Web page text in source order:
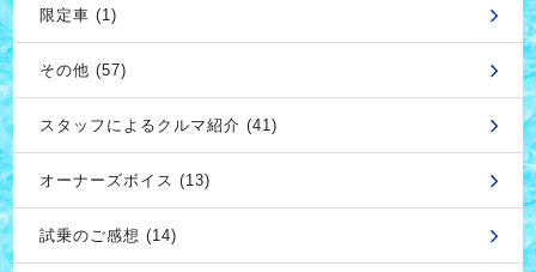
限定車 (1)
その他 (57)
スタッフによるクルマ紹介 (41)
オーナーズボイス (13)
試乗のご感想 (14)